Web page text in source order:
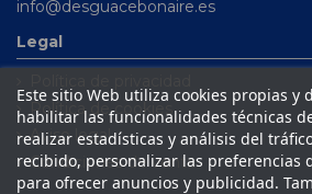
info@desguacebonaire.es
Legal
Política de cookies
Aviso legal
Condiciones de venta
Este sitio Web utiliza cookies propias y
habilitar las funcionalidades técnicas
realizar estadísticas y análisis del
recibido, personalizar las preferencias
para ofrecer anuncios y publicidad.